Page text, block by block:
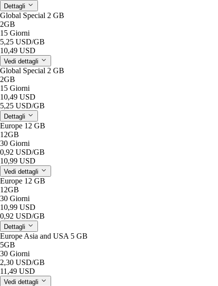
Dettagli
Global Special 2 GB
2GB
15 Giorni
5,25 USD/GB
10,49 USD
Vedi dettagli
Global Special 2 GB
2GB
15 Giorni
10,49 USD
5,25 USD/GB
Dettagli
Europe 12 GB
12GB
30 Giorni
0,92 USD/GB
10,99 USD
Vedi dettagli
Europe 12 GB
12GB
30 Giorni
10,99 USD
0,92 USD/GB
Dettagli
Europe Asia and USA 5 GB
5GB
30 Giorni
2,30 USD/GB
11,49 USD
Vedi dettagli